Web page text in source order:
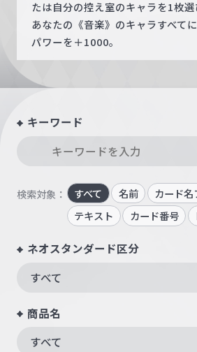
たは自分の控え室のキャラを1枚選
あなたの《音楽》のキャラすべて
パワーを＋1000。
キーワード
検索対象： すべて 名前 カード
テキスト
カード番号
ネオスタンダード区分
すべて
商品名
すべて